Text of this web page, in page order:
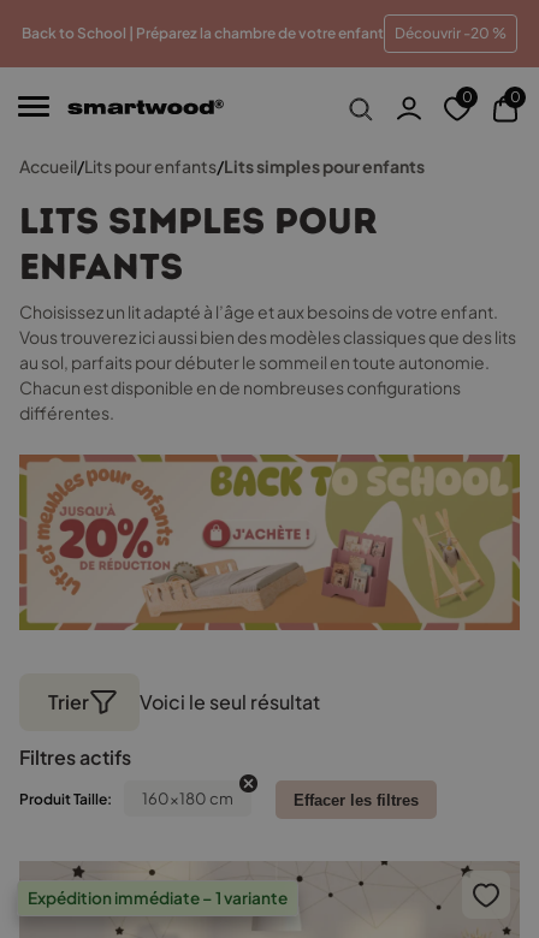
Back to School | Préparez la chambre de votre enfant Découvrir -20 %
prix Paiements en plusieurs fois sans frais
0 0
Accueil/Lits pour enfants/Lits simples pour enfants
Lits simples pour
enfants
Choisissez un lit adapté à l’âge et aux besoins de votre enfant.
Vous trouverez ici aussi bien des modèles classiques que des lits
au sol, parfaits pour débuter le sommeil en toute autonomie.
Chacun est disponible en de nombreuses configurations
différentes.
Trier Voici le seul résultat
Filtres actifs
Produit Taille: 160x180 cm Effacer les filtres
Expédition immédiate – 1 variante